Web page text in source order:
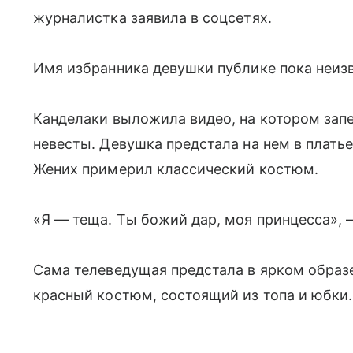
журналистка заявила в соцсетях.
Имя избранника девушки публике пока
Канделаки выложила видео, на котором
невесты. Девушка предстала на нем в
Жених примерил классический костюм.
«Я — теща. Ты божий дар, моя принцесса»,
Сама телеведущая предстала в ярком
красный костюм, состоящий из топа и юбки.